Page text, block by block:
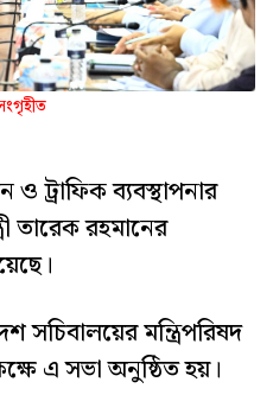
ট্রাফিক ব্যবস্থাপনার
তারেক রহমানের
সচিবালয়ের মন্ত্রিপরিষদ
এ সভা অনুষ্ঠিত হয়।